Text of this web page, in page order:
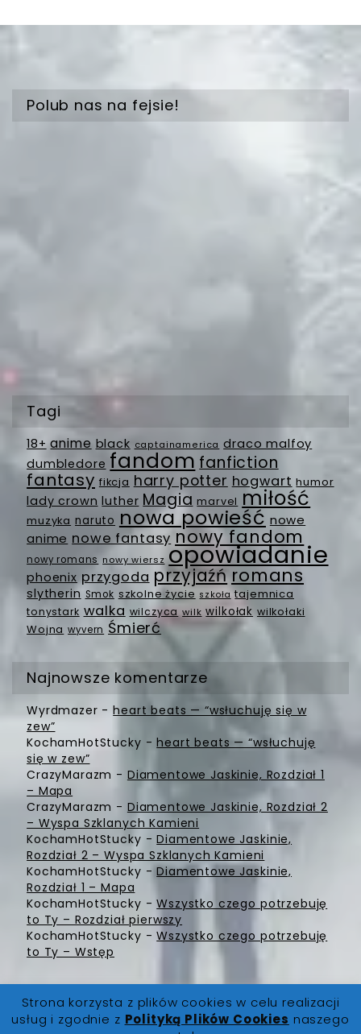
Polub nas na fejsie!
Tagi
18+ anime black captainamerica draco malfoy
dumbledore fandom fanfiction
fantasy fikcja harry potter hogwart humor
lady crown luther Magia marvel miłość
muzyka naruto nowa powieść nowe
anime nowe fantasy nowy fandom
nowy romans nowy wiersz opowiadanie
phoenix przygoda przyjaźń romans
slytherin Smok szkolne życie szkoła tajemnica
tonystark walka wilczyca wilk wilkołak wilkołaki
Wojna wyvern Śmierć
Najnowsze komentarze
Wyrdmazer -heart beats — “wsłuchuję się w
zew”
KochamHotStucky -heart beats — “wsłuchuję
się w zew”
CrazyMarazm - Diamentowe Jaskinie, Rozdział 1
– Mapa
CrazyMarazm - Diamentowe Jaskinie, Rozdział 2
– Wyspa Szklanych Kamieni
KochamHotStucky -Diamentowe Jaskinie,
Rozdział 2 – Wyspa Szklanych Kamieni
KochamHotStucky -Diamentowe Jaskinie,
Rozdział 1 – Mapa
KochamHotStucky -Wszystko czego potrzebuję
to Ty – Rozdział pierwszy
KochamHotStucky -Wszystko czego potrzebuję
to Ty – Wstęp
Strona korzysta z plików cookies w celu realizacji
usług i zgodnie z Polityką Plików Cookies naszego